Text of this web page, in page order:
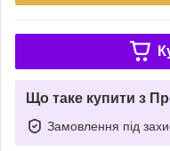
Що таке купити з
Замовлення під